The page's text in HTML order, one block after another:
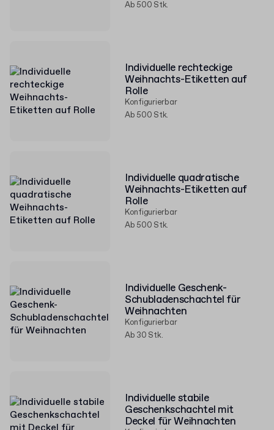
Ab 500 Stk.
Individuelle rechteckige
Weihnachts-Etiketten auf
Rolle
Konfigurierbar
Ab 500 Stk.
Individuelle quadratische
Weihnachts-Etiketten auf
Rolle
Konfigurierbar
Ab 500 Stk.
Individuelle Geschenk-
Schubladenschachtel für
Weihnachten
Konfigurierbar
Ab 30 Stk.
Individuelle stabile
Geschenkschachtel mit
Deckel für Weihnachten